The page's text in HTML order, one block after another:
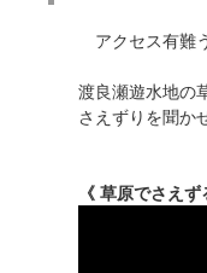
アクセス有難
渡良瀬遊水地の
さえずりを聞か
《 草原でさえ